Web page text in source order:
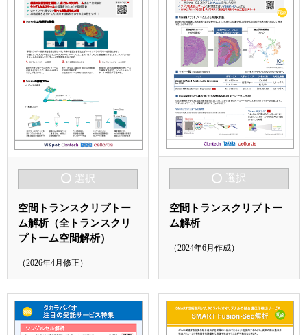
選択
空間トランスクリプトー
ム解析（全トランスクリ
プトーム空間解析）
（2026年4月修正）
選択
空間トランスクリプトー
ム解析
（2024年6月作成）